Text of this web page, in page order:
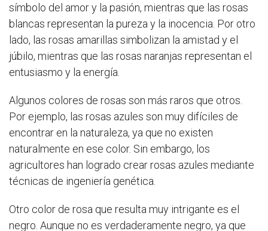
símbolo del amor y la pasión, mientras que las rosas
blancas representan la pureza y la inocencia. Por otro
lado, las rosas amarillas simbolizan la amistad y el
júbilo, mientras que las rosas naranjas representan el
entusiasmo y la energía.
Algunos colores de rosas son más raros que otros.
Por ejemplo, las rosas azules son muy difíciles de
encontrar en la naturaleza, ya que no existen
naturalmente en ese color. Sin embargo, los
agricultores han logrado crear rosas azules mediante
técnicas de ingeniería genética.
Otro color de rosa que resulta muy intrigante es el
negro. Aunque no es verdaderamente negro, ya que